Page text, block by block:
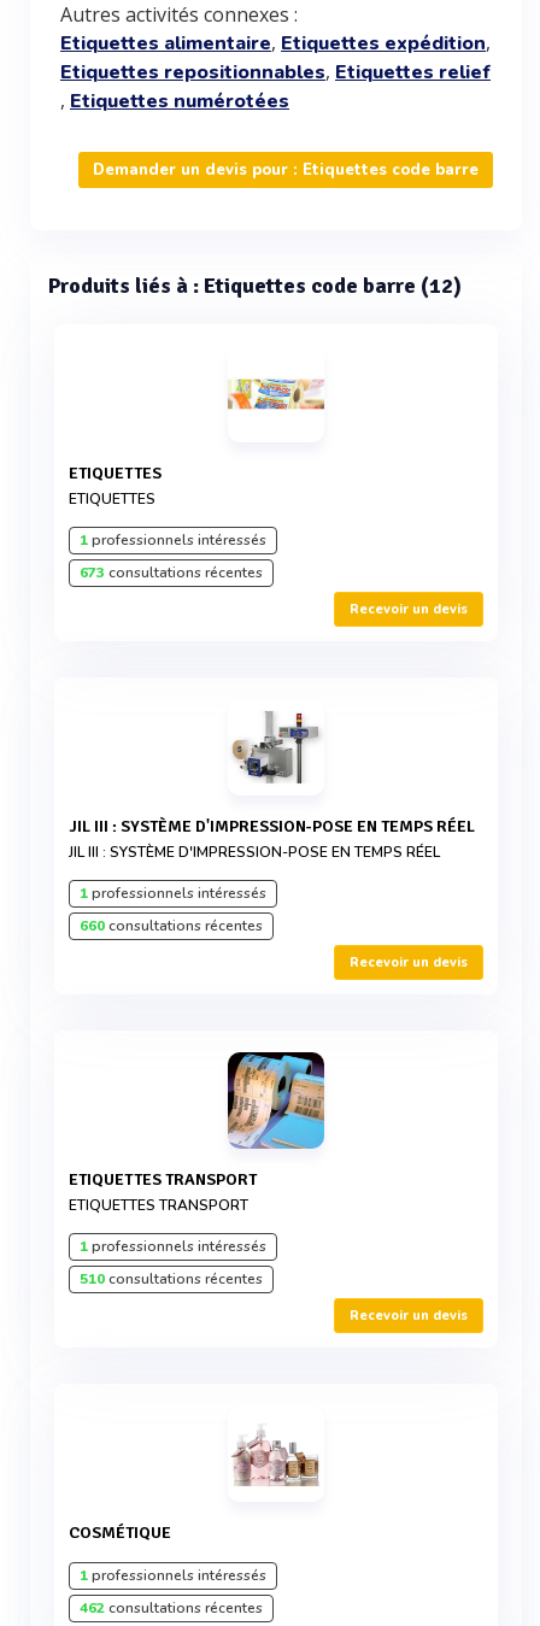
Autres activités connexes :
Etiquettes alimentaire, Etiquettes expédition,
Etiquettes repositionnables, Etiquettes relief
, Etiquettes numérotées
Demander un devis pour : Etiquettes code barre
Produits liés à : Etiquettes code barre (12)
ETIQUETTES
ETIQUETTES
1professionnels intéressés
673 consultations récentes
Recevoir un devis
JIL III : SYSTÈME D'IMPRESSION-POSE EN TEMPS RÉEL
JIL III : SYSTÈME D'IMPRESSION-POSE EN TEMPS RÉEL
1professionnels intéressés
660consultations récentes
Recevoir un devis
ETIQUETTES TRANSPORT
ETIQUETTES TRANSPORT
1professionnels intéressés
510consultations récentes
Recevoir un devis
COSMÉTIQUE
1professionnels intéressés
462consultations récentes